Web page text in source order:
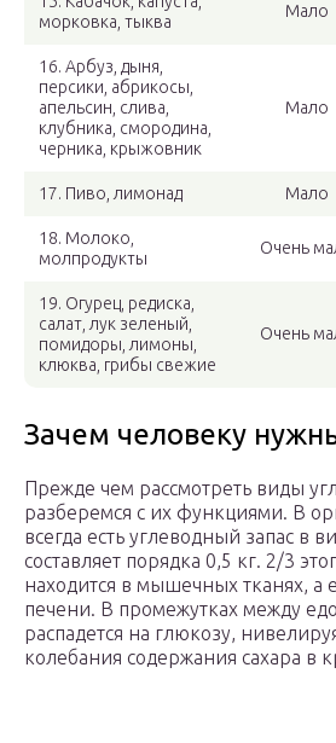
морковка, тыква
Мало
16. Арбуз, дыня,
персики, абрикосы,
апельсин, слива,
клубника, смородина,
черника, крыжовник
Мало
17. Пиво, лимонад Мало
18. Молоко,
молпродукты
Очень
19. Огурец, редиска,
салат, лук зеленый,
помидоры, лимоны,
клюква, грибы свежие
Очень
Зачем человеку
Прежде чем рассмотреть виды
разберемся с их функциями. В
всегда есть углеводный запас в
составляет порядка 0,5 кг. 2/3
находится в мышечных тканях, а
печени. В промежутках между
распадется на глюкозу,
колебания содержания сахара в